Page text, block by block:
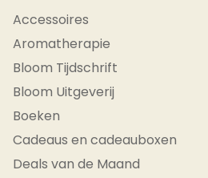
Accessoires
Aromatherapie
Bloom Tijdschrift
Bloom Uitgeverij
Boeken
Cadeaus en cadeauboxen
Deals van de Maand